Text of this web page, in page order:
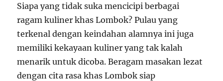
Siapa yang tidak suka mencicipi berbagai
ragam kuliner khas Lombok? Pulau yang
terkenal dengan keindahan alamnya ini juga
memiliki kekayaan kuliner yang tak kalah
menarik untuk dicoba. Beragam masakan lezat
dengan cita rasa khas Lombok siap